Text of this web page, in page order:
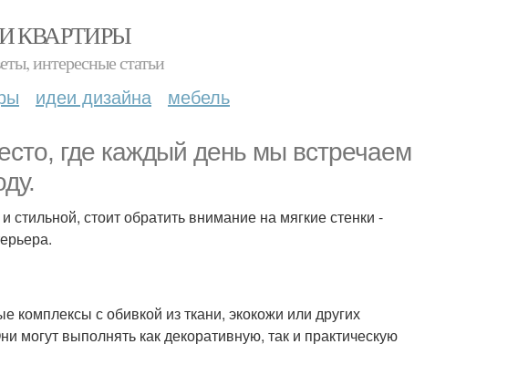
КВАРТИРЫ
интересные статьи
идеи дизайна мебель
где каждый день мы встречаем
стоит обратить внимание на мягкие стенки -
комплексы с обивкой из ткани, экокожи или других
могут выполнять как декоративную, так и практическую